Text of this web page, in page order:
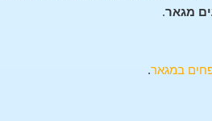
מגאר.
במגאר.